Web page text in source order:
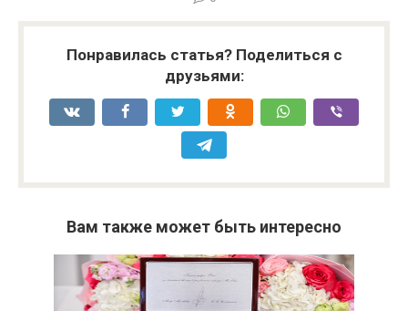
Понравилась статья? Поделиться с
друзьями:
Вам также может быть интересно